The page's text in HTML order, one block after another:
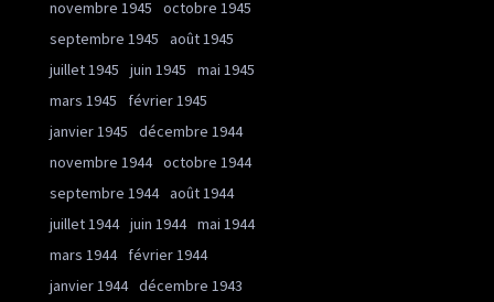
novembre 1945
octobre 1945
septembre 1945
août 1945
juillet 1945
juin 1945
mai 1945
mars 1945
février 1945
janvier 1945
décembre 1944
novembre 1944 octobre 1944
septembre 1944 août 1944
juillet 1944 juin 1944 mai 1944
mars 1944
février 1944
janvier 1944 décembre 1943